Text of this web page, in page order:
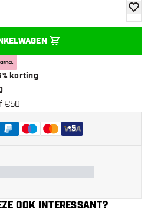
korting
€50
+5
OOK INTERESSANT?